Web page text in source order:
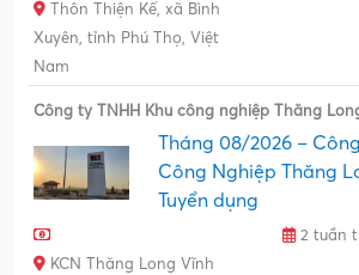
Thôn Thiện Kế, xã Bình
Xuyên, tỉnh Phú Thọ, Việt
Nam
Công ty TNHH Khu công nghiệp Thăng
Tháng 08/2026 –
Công Nghiệp Thăng
Tuyển dụng
2 tuần
KCN Thăng Long Vĩnh